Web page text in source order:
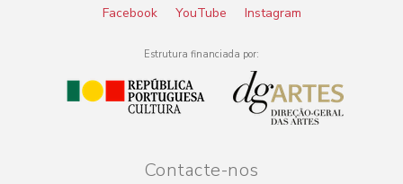
Facebook YouTube Instagram
Estrutura financiada por:
Contacte-nos